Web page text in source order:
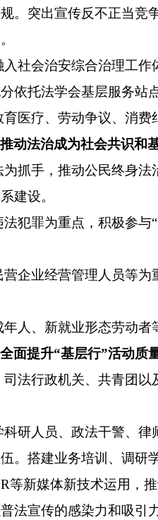
。突出宣传反不正当竞
入社会治安综合治理工
依托法学会基层服务站
育医疗、劳动争议、消
动法治成为社会共识和
为抓手，推动公民终身
建设。
犯罪为重点，积极参
营企业经营管理人员等
年人、新就业形态劳动
面提升“基层行”活动质
司法行政机关、共青团
科研人员、政法干警、
。搭建业务培训、调
等新媒体新技术运用，
法宣传的感染力和吸引